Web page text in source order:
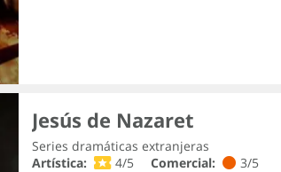
Jesús de Nazaret
Series dramáticas extranjeras
Artística:
4/5 Comercial:
3/5